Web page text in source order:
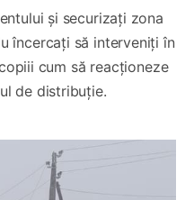
și securizați zona
încercați să interveniți în
cum să reacționeze
de distribuție.